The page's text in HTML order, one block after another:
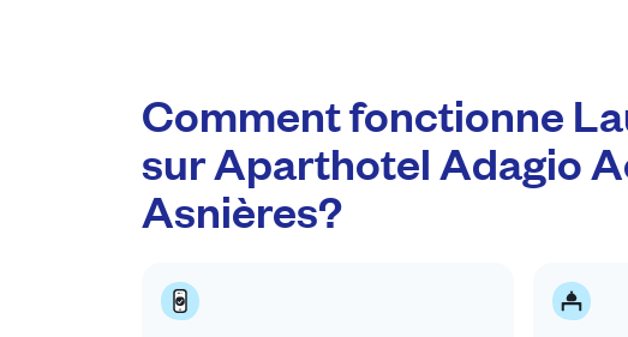
Comment fonctionne
sur Aparthotel Adagio
Asnières?